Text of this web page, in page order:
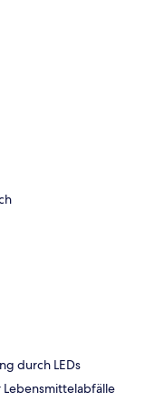
durch LEDs